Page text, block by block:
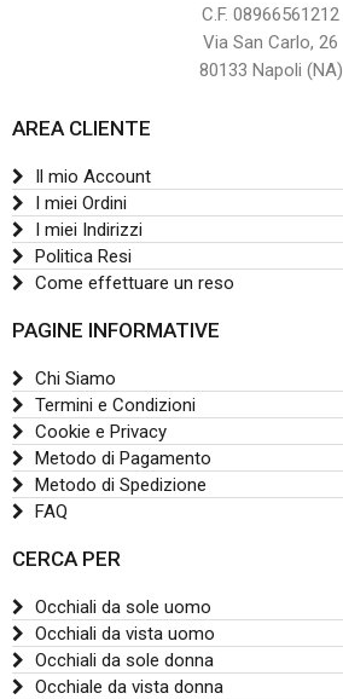
C.F. 08966561212
Via San Carlo, 26
80133 Napoli (NA)
AREA CLIENTE
Il mio Account
I miei Ordini
I miei Indirizzi
Politica Resi
Come effettuare un reso
PAGINE INFORMATIVE
Chi Siamo
Termini e Condizioni
Cookie e Privacy
Metodo di Pagamento
Metodo di Spedizione
FAQ
CERCA PER
Occhiali da sole uomo
Occhiali da vista uomo
Occhiali da sole donna
Occhiale da vista donna